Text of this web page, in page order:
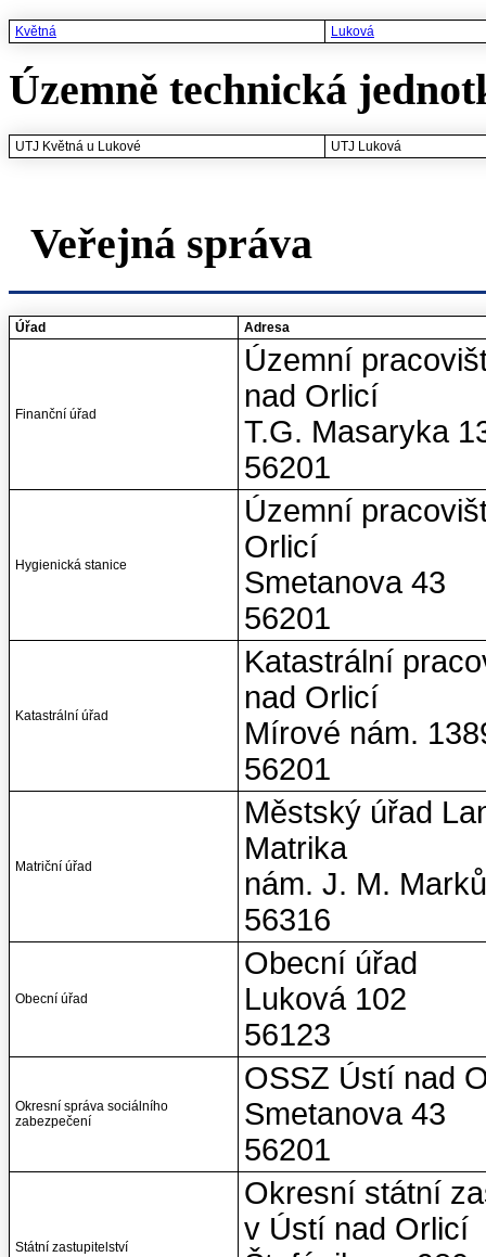
Květná Luková
Územně technická
UTJ Květná u Lukové UTJ Luková
Veřejná správa
Úřad Adresa
Finanční úřad
Územní
nad Orlicí
T.G. Masaryka
56201
Hygienická stanice
Územní
Orlicí
Smetanova 43
56201
Katastrální úřad
Katastrální
nad Orlicí
Mírové nám.
56201
Matriční úřad
Městský úřad
Matrika
nám. J. M.
56316
Obecní úřad
Obecní úřad
Luková 102
56123
Okresní správa sociálního
zabezpečení
OSSZ Ústí nad
Smetanova 43
56201
Státní zastupitelství
Okresní státní
v Ústí nad Orlicí